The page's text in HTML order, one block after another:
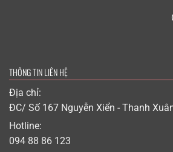
THÔNG TIN LIÊN HỆ
Địa chỉ:
ĐC/ Số 167 Nguyễn Xiển - Thanh
Hotline:
094 88 86 123